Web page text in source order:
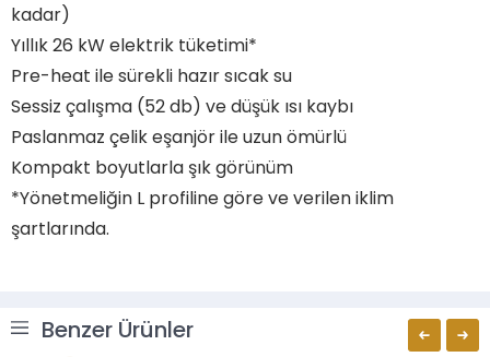
kadar)
Yıllık 26 kW elektrik tüketimi*
Pre-heat ile sürekli hazır sıcak su
Sessiz çalışma (52 db) ve düşük ısı kaybı
Paslanmaz çelik eşanjör ile uzun ömürlü
Kompakt boyutlarla şık görünüm
*Yönetmeliğin L profiline göre ve verilen iklim
şartlarında.
Benzer Ürünler